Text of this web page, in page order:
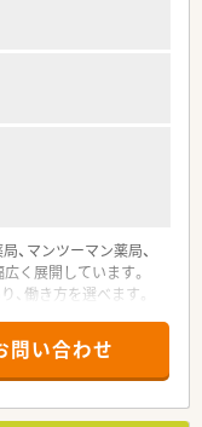
、マンツーマン薬局、
く展開しています。
働き方を選べます。
問い合わせ